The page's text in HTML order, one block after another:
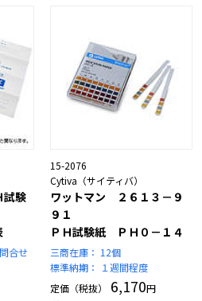
験
合せ
15-2076
Cytiva（サイティバ）
ワットマン ２６１３－９
９１
ＰＨ試験紙 ＰＨ０－１４
三商在庫： 12個
標準納期：
１週間程度
定価（税抜）
6,170円